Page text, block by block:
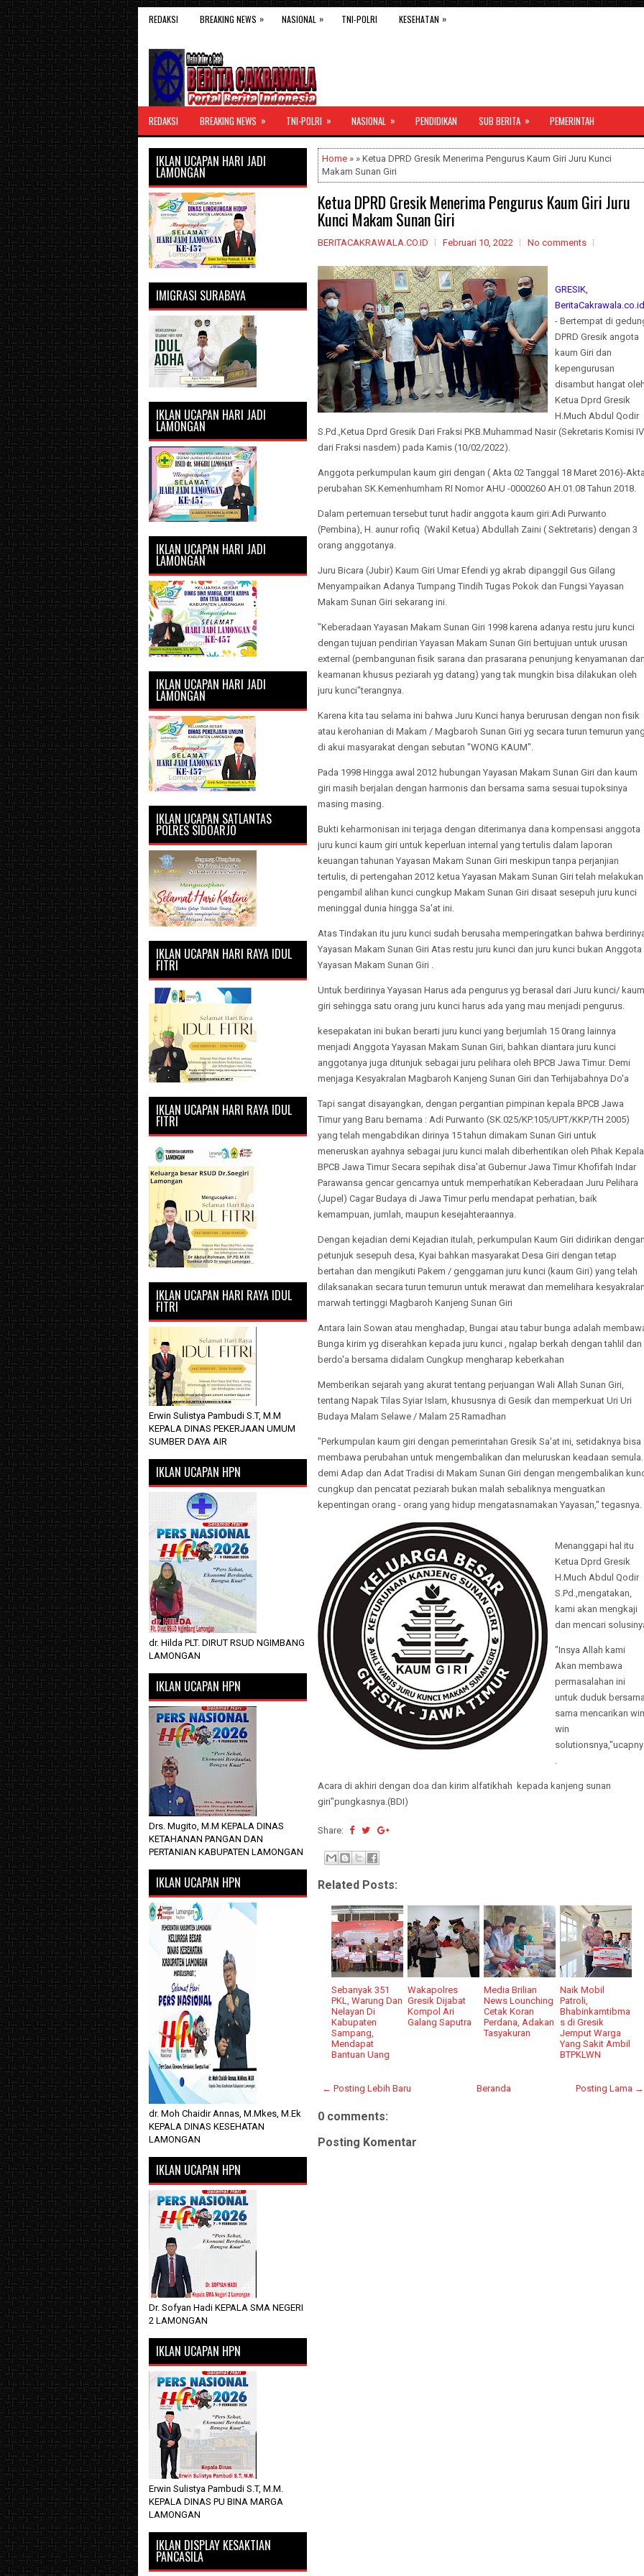
REDAKSI BREAKING NEWS » NASIONAL » TNI-POLRI KESEHATAN »
REDAKSI BREAKING NEWS » TNI-POLRI » NASIONAL » PENDIDIKAN SUB BERITA » PEMERINTAH
Home » » Ketua DPRD Gresik Menerima Pengurus Kaum Giri Juru Kunci
Makam Sunan Giri
Ketua DPRD Gresik Menerima Pengurus Kaum Giri Juru
Kunci Makam Sunan Giri
BERITACAKRAWALA.CO.ID Februari 10, 2022 No comments
GRESIK,
BeritaCakrawala.co.id
- Bertempat di
DPRD Gresik angota
kaum Giri dan
kepengurusan
disambut hangat
Ketua Dprd Gresik
H.Much Abdul Qodir
S.Pd.,Ketua Dprd Gresik Dari Fraksi PKB.Muhammad Nasir (Sekretaris Komisi IV
dari Fraksi nasdem) pada Kamis (10/02/2022).
Anggota perkumpulan kaum giri dengan ( Akta 02 Tanggal 18 Maret 2016)-
perubahan SK.Kemenhumham RI Nomor AHU -0000260 AH.01.08 Tahun 2018.
Dalam pertemuan tersebut turut hadir anggota kaum giri:Adi Purwanto
(Pembina), H. aunur rofiq (Wakil Ketua) Abdullah Zaini ( Sektretaris) dengan 3
orang anggotanya.
Juru Bicara (Jubir) Kaum Giri Umar Efendi yg akrab dipanggil Gus Gilang
Menyampaikan Adanya Tumpang Tindih Tugas Pokok dan Fungsi Yayasan
Makam Sunan Giri sekarang ini.
"Keberadaan Yayasan Makam Sunan Giri 1998 karena adanya restu juru kunci
dengan tujuan pendirian Yayasan Makam Sunan Giri bertujuan untuk urusan
external (pembangunan fisik sarana dan prasarana penunjung kenyamanan
keamanan khusus peziarah yg datang) yang tak mungkin bisa dilakukan oleh
juru kunci"terangnya.
Karena kita tau selama ini bahwa Juru Kunci hanya berurusan dengan non fisik
atau kerohanian di Makam / Magbaroh Sunan Giri yg secara turun temurun
di akui masyarakat dengan sebutan "WONG KAUM".
Pada 1998 Hingga awal 2012 hubungan Yayasan Makam Sunan Giri dan kaum
giri masih berjalan dengan harmonis dan bersama sama sesuai tupoksinya
masing masing.
Bukti keharmonisan ini terjaga dengan diterimanya dana kompensasi anggota
juru kunci kaum giri untuk keperluan internal yang tertulis dalam laporan
keuangan tahunan Yayasan Makam Sunan Giri meskipun tanpa perjanjian
tertulis, di pertengahan 2012 ketua Yayasan Makam Sunan Giri telah melakukan
pengambil alihan kunci cungkup Makam Sunan Giri disaat sesepuh juru kunci
meninggal dunia hingga Sa'at ini.
Atas Tindakan itu juru kunci sudah berusaha memperingatkan bahwa
Yayasan Makam Sunan Giri Atas restu juru kunci dan juru kunci bukan Anggota
Yayasan Makam Sunan Giri .
Untuk berdirinya Yayasan Harus ada pengurus yg berasal dari Juru kunci/ kaum
giri sehingga satu orang juru kunci harus ada yang mau menjadi pengurus.
kesepakatan ini bukan berarti juru kunci yang berjumlah 15 0rang lainnya
menjadi Anggota Yayasan Makam Sunan Giri, bahkan diantara juru kunci
anggotanya juga ditunjuk sebagai juru pelihara oleh BPCB Jawa Timur. Demi
menjaga Kesyakralan Magbaroh Kanjeng Sunan Giri dan Terhijabahnya Do'a
Tapi sangat disayangkan, dengan pergantian pimpinan kepala BPCB Jawa
Timur yang Baru bernama : Adi Purwanto (SK.025/KP.105/UPT/KKP/TH 2005)
yang telah mengabdikan dirinya 15 tahun dimakam Sunan Giri untuk
meneruskan ayahnya sebagai juru kunci malah diberhentikan oleh Pihak Kepala
BPCB Jawa Timur Secara sepihak disa'at Gubernur Jawa Timur Khofifah Indar
Parawansa gencar gencarnya untuk memperhatikan Keberadaan Juru Pelihara
(Jupel) Cagar Budaya di Jawa Timur perlu mendapat perhatian, baik
kemampuan, jumlah, maupun kesejahteraannya.
Dengan kejadian demi Kejadian itulah, perkumpulan Kaum Giri didirikan
petunjuk sesepuh desa, Kyai bahkan masyarakat Desa Giri dengan tetap
bertahan dan mengikuti Pakem / genggaman juru kunci (kaum Giri) yang telah
dilaksanakan secara turun temurun untuk merawat dan memelihara
marwah tertinggi Magbaroh Kanjeng Sunan Giri
Antara lain Sowan atau menghadap, Bungai atau tabur bunga adalah
Bunga kirim yg diserahkan kepada juru kunci , ngalap berkah dengan tahlil dan
berdo'a bersama didalam Cungkup mengharap keberkahan
Memberikan sejarah yang akurat tentang perjuangan Wali Allah Sunan Giri,
tentang Napak Tilas Syiar Islam, khususnya di Gesik dan memperkuat Uri Uri
Budaya Malam Selawe / Malam 25 Ramadhan
"Perkumpulan kaum giri dengan pemerintahan Gresik Sa'at ini, setidaknya bisa
membawa perubahan untuk mengembalikan dan meluruskan keadaan semula.
demi Adap dan Adat Tradisi di Makam Sunan Giri dengan mengembalikan
cungkup dan pencatat peziarah bukan malah sebaliknya menguatkan
kepentingan orang - orang yang hidup mengatasnamakan Yayasan," tegasnya.
Menanggapi hal itu
Ketua Dprd Gresik
H.Much Abdul Qodir
S.Pd.,mengatakan,
kami akan mengkaji
dan mencari
"Insya Allah kami
Akan membawa
permasalahan ini
untuk duduk
sama mencarikan win
win
.
Acara di akhiri dengan doa dan kirim alfatikhah kepada kanjeng sunan
giri"pungkasnya.(BDI)
Share:
Related Posts:
Sebanyak 351
PKL, Warung Dan
Nelayan Di
Kabupaten
Sampang,
Mendapat
Bantuan Uang
Wakapolres
Gresik Dijabat
Kompol Ari
Galang Saputra
Media Brilian
News Lounching
Cetak Koran
Perdana, Adakan
Tasyakuran
Naik Mobil
Patroli,
Bhabinkamtibma
s di Gresik
Jemput Warga
Yang Sakit Ambil
BTPKLWN
← Posting Lebih Baru Posting Lama →
Beranda
0 comments:
Posting Komentar
IKLAN UCAPAN HARI JADI
LAMONGAN
IMIGRASI SURABAYA
IKLAN UCAPAN HARI JADI
LAMONGAN
IKLAN UCAPAN HARI JADI
LAMONGAN
IKLAN UCAPAN HARI JADI
LAMONGAN
IKLAN UCAPAN SATLANTAS
POLRES SIDOARJO
IKLAN UCAPAN HARI RAYA IDUL
FITRI
IKLAN UCAPAN HARI RAYA IDUL
FITRI
IKLAN UCAPAN HARI RAYA IDUL
FITRI
Erwin Sulistya Pambudi S.T, M.M
KEPALA DINAS PEKERJAAN UMUM
SUMBER DAYA AIR
IKLAN UCAPAN HPN
dr. Hilda PLT. DIRUT RSUD NGIMBANG
LAMONGAN
IKLAN UCAPAN HPN
Drs. Mugito, M.M KEPALA DINAS
KETAHANAN PANGAN DAN
PERTANIAN KABUPATEN LAMONGAN
IKLAN UCAPAN HPN
dr. Moh Chaidir Annas, M.Mkes, M.Ek
KEPALA DINAS KESEHATAN
LAMONGAN
IKLAN UCAPAN HPN
Dr. Sofyan Hadi KEPALA SMA NEGERI
2 LAMONGAN
IKLAN UCAPAN HPN
Erwin Sulistya Pambudi S.T, M.M.
KEPALA DINAS PU BINA MARGA
LAMONGAN
IKLAN DISPLAY KESAKTIAN
PANCASILA